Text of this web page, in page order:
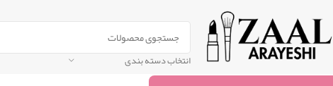
انتخاب دسته بندی